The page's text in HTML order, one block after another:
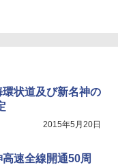
状道及び新名神の
2015年5月20日
速全線開通50周